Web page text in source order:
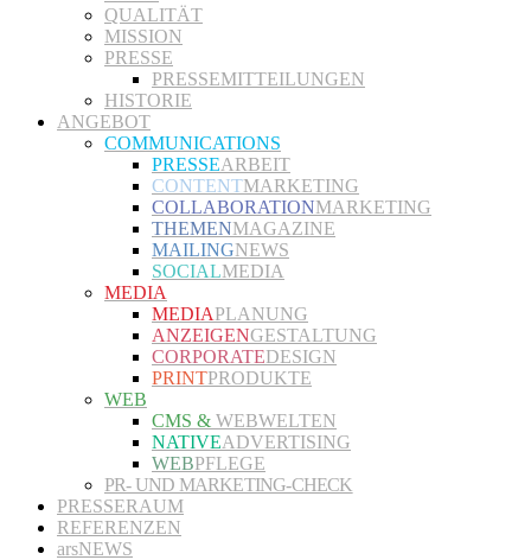
QUALITÄT
MISSION
PRESSE
PRESSEMITTEILUNGEN
HISTORIE
ANGEBOT
COMMUNICATIONS
PRESSEARBEIT
CONTENTMARKETING
COLLABORATIONMARKETING
THEMENMAGAZINE
MAILINGNEWS
SOCIALMEDIA
MEDIA
MEDIAPLANUNG
ANZEIGENGESTALTUNG
CORPORATEDESIGN
PRINTPRODUKTE
WEB
CMS & WEBWELTEN
NATIVEADVERTISING
WEBPFLEGE
PR- UND MARKETING-CHECK
PRESSERAUM
REFERENZEN
arsNEWS